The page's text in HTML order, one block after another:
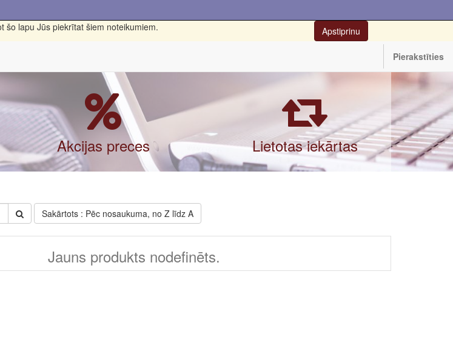
šo lapu Jūs piekrītat šiem noteikumiem. Apstiprinu
Pierakstīties
Akcijas preces Lietotas iekārtas
Sakārtots : Pēc nosaukuma, no Z līdz A
Jauns produkts nodefinēts.